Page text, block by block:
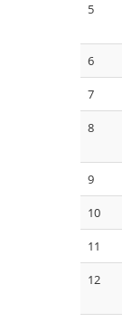
5
6
7
8
9
10
11
12